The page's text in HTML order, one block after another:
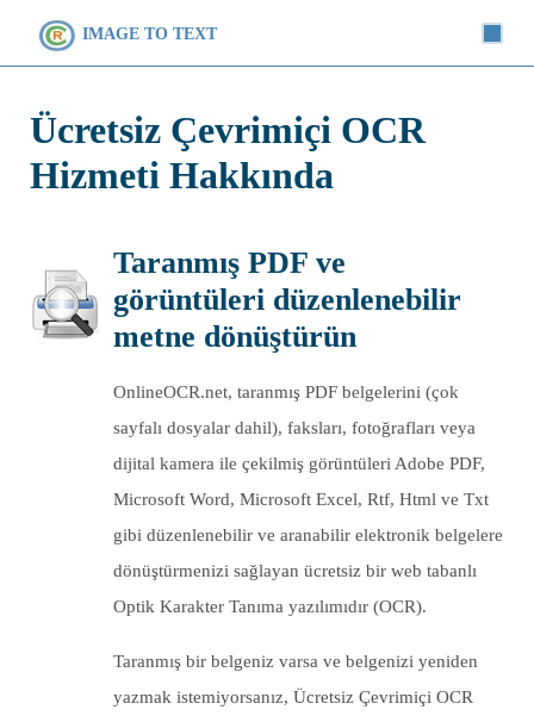
IMAGE TO TEXT
Ücretsiz Çevrimiçi OCR
Hizmeti Hakkında
Taranmış PDF ve
görüntüleri düzenlenebilir
metne dönüştürün
OnlineOCR.net, taranmış PDF belgelerini (çok
sayfalı dosyalar dahil), faksları, fotoğrafları veya
dijital kamera ile çekilmiş görüntüleri Adobe PDF,
Microsoft Word, Microsoft Excel, Rtf, Html ve Txt
gibi düzenlenebilir ve aranabilir elektronik belgelere
dönüştürmenizi sağlayan ücretsiz bir web tabanlı
Optik Karakter Tanıma yazılımıdır (OCR).
Taranmış bir belgeniz varsa ve belgenizi yeniden
yazmak istemiyorsanız, Ücretsiz Çevrimiçi OCR